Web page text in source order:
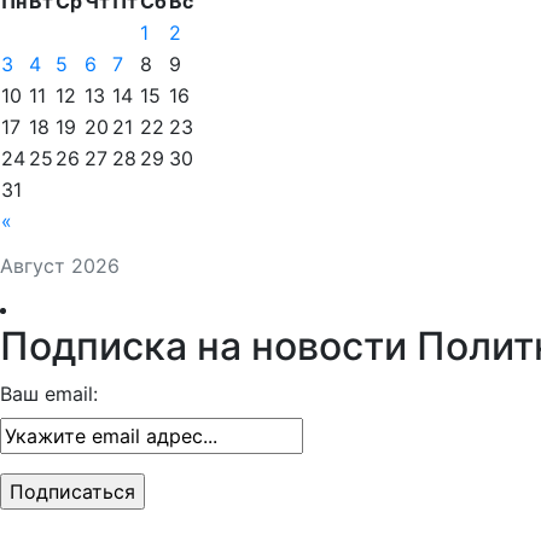
Август 2026
«
1
2
3
4 5 6 7 8
9
10 11 12 13 14 15 16
17 18 19 20 21 22 23
24 25 26 27 28 29 30
31
Подписка на новости
Ваш email: